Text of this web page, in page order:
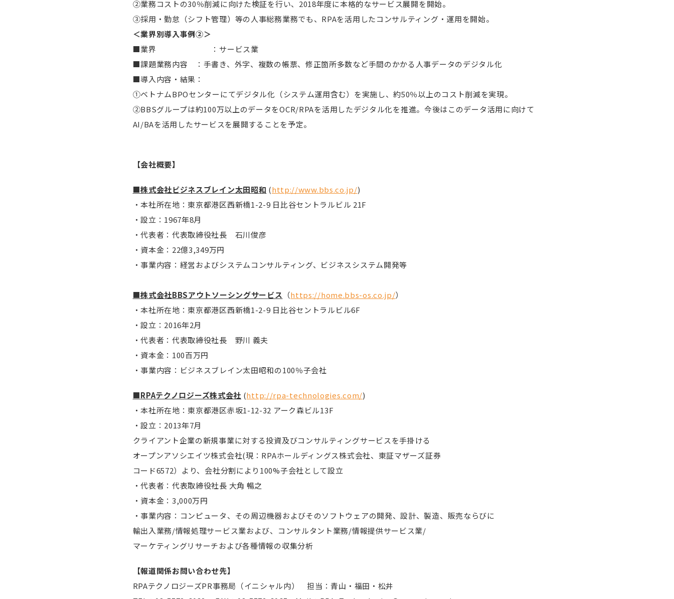
②業務コストの30％削減に向けた検証を行い、2018年度に本格的なサービス展開を開始。
③採用・勤怠（シフト管理）等の人事総務業務でも、RPAを活用したコンサルティング・運用を開始。
＜業界別導入事例②＞
■業界 ：サービス業
■課題業務内容 ：手書き、外字、複数の帳票、修正箇所多数など手間のかかる人事データのデジタル化
■導入内容・結果：
①ベトナムBPOセンターにてデジタル化（システム運用含む）を実施し、約50％以上のコスト削減を実現。
②BBSグループは約100万以上のデータをOCR/RPAを活用したデジタル化を推進。今後はこのデータ活用に向けて
AI/BAを活用したサービスを展開することを予定。
【会社概要】
■株式会社ビジネスブレイン太田昭和 (http://www.bbs.co.jp/)
・本社所在地：東京都港区西新橋1-2-9 日比谷セントラルビル 21F
・設立：1967年8月
・代表者：代表取締役社長 石川俊彦
・資本金：22億3,349万円
・事業内容：経営およびシステムコンサルティング、ビジネスシステム開発等
■株式会社BBSアウトソーシングサービス （https://home.bbs-os.co.jp/）
・本社所在地：東京都港区西新橋1-2-9 日比谷セントラルビル6F
・設立：2016年2月
・代表者：代表取締役社長 野川 義夫
・資本金：100百万円
・事業内容：ビジネスブレイン太田昭和の100％子会社
■RPAテクノロジーズ株式会社 (http://rpa-technologies.com/)
・本社所在地：東京都港区赤坂1-12-32 アーク森ビル13F
・設立：2013年7月
クライアント企業の新規事業に対する投資及びコンサルティングサービスを手掛ける
オープンアソシエイツ株式会社(現：RPAホールディングス株式会社、東証マザーズ証券
コード6572）より、会社分割により100%子会社として設立
・代表者：代表取締役社長 大角 暢之
・資本金：3,000万円
・事業内容：コンピュータ、その周辺機器およびそのソフトウェアの開発、設計、製造、販売ならびに
輸出入業務/情報処理サービス業および、コンサルタント業務/情報提供サービス業/
マーケティングリサーチおよび各種情報の収集分析
【報道関係お問い合わせ先】
RPAテクノロジーズPR事務局（イニシャル内） 担当：青山・福田・松井